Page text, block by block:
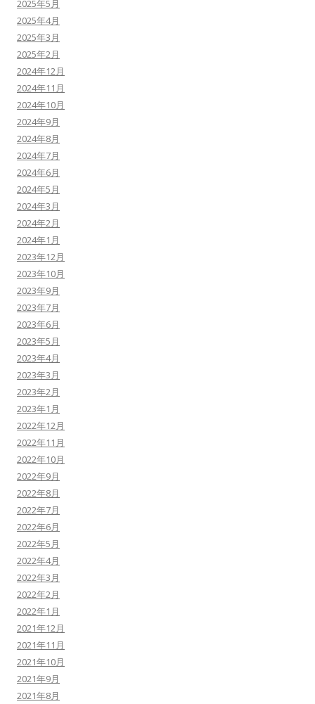
2025年5月
2025年4月
2025年3月
2025年2月
2024年12月
2024年11月
2024年10月
2024年9月
2024年8月
2024年7月
2024年6月
2024年5月
2024年3月
2024年2月
2024年1月
2023年12月
2023年10月
2023年9月
2023年7月
2023年6月
2023年5月
2023年4月
2023年3月
2023年2月
2023年1月
2022年12月
2022年11月
2022年10月
2022年9月
2022年8月
2022年7月
2022年6月
2022年5月
2022年4月
2022年3月
2022年2月
2022年1月
2021年12月
2021年11月
2021年10月
2021年9月
2021年8月